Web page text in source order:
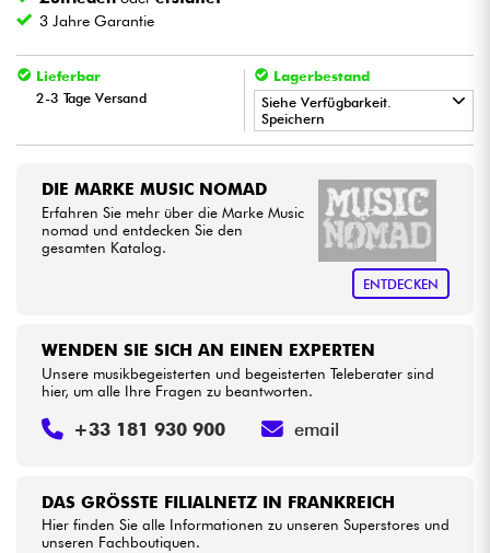
Kinder
HiFi
3 Jahre Garantie
Lieferbar
2-3 Tage Versand
Lagerbestand
Siehe Verfügbarkeit.
Speichern
DIE MARKE MUSIC NOMAD
Erfahren Sie mehr über die Marke Music
nomad und entdecken Sie den
gesamten Katalog.
ENTDECKEN
DAS GRÖSSTE FILIALNETZ IN FRANKREICH
Hier finden Sie alle Informationen zu unseren Superstores und
unseren Fachboutiquen.
WENDEN SIE SICH AN EINEN EXPERTEN
Unsere musikbegeisterten und begeisterten Teleberater sind
hier, um alle Ihre Fragen zu beantworten.
+33 181 930 900 email